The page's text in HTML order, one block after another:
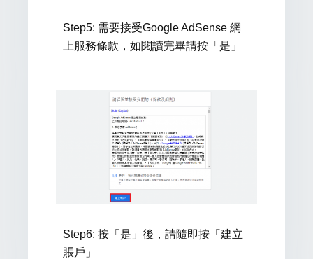
Step5: 需要接受Google AdSense 網
上服務條款，如閱讀完畢請按「是」
Step6: 按「是」後，請隨即按「建立
賬戶」